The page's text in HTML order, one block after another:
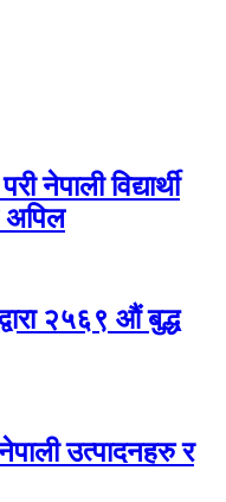
नेपाली विद्यार्थी
अपिल
२५६९ औं बुद्ध
उत्पादनहरु र